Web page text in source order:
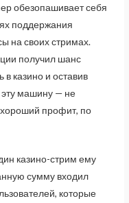
обезопашивает себя
поддержания
на своих стримах.
получил шанс
в казино и оставив
эту машину — не
хороший профит, по
казино-стрим ему
сумму входил
которые